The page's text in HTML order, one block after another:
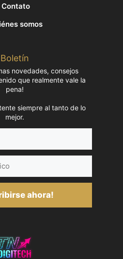
Contato
somos
Boletín
novedades, consejos
que realmente vale la
pena!
siempre al tanto de lo
mejor.
ahora!